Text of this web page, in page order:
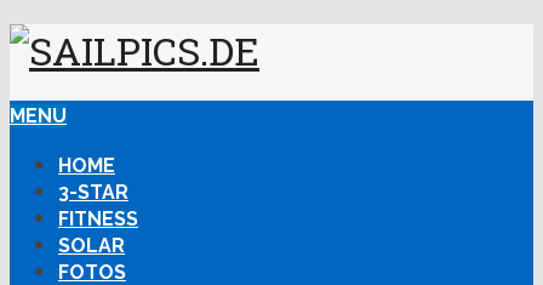
MENU
HOME
3-STAR
FITNESS
SOLAR
FOTOS